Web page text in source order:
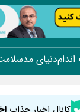
دنیای مد